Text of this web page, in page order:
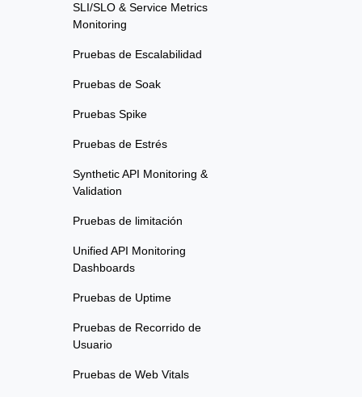
SLI/SLO & Service Metrics
Monitoring
Pruebas de Escalabilidad
Pruebas de Soak
Pruebas Spike
Pruebas de Estrés
Synthetic API Monitoring &
Validation
Pruebas de limitación
Unified API Monitoring
Dashboards
Pruebas de Uptime
Pruebas de Recorrido de
Usuario
Pruebas de Web Vitals